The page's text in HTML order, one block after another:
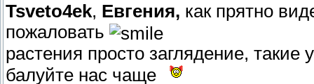
Tsveto4ek, Евгения, как прятно
пожаловать
растения просто заглядение,
балуйте нас чаще